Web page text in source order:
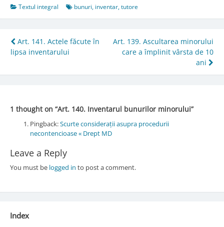
Textul integral bunuri, inventar,tutore
Post
navigation
Art. 141. Actele făcute în
lipsa inventarului
Art. 139. Ascultarea minorului
care a împlinit vârsta de 10
ani
1 thought on “Art. 140. Inventarul bunurilor minorului”
Pingback:Scurte considerații asupra procedurii
necontencioase « Drept MD
Leave a Reply
You must be logged in to post a comment.
Index